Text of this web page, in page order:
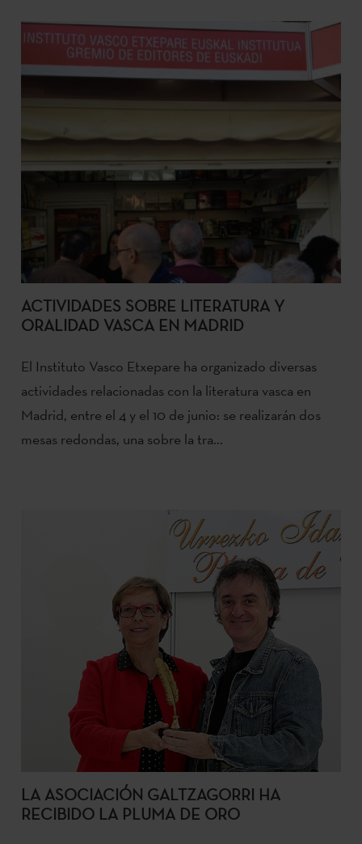
ACTIVIDADES SOBRE LITERATURA Y
ORALIDAD VASCA EN MADRID
El Instituto Vasco Etxepare ha organizado diversas
actividades relacionadas con la literatura vasca en
Madrid, entre el 4 y el 10 de junio: se realizarán dos
mesas redondas, una sobre la tra...
LA ASOCIACIÓN GALTZAGORRI HA
RECIBIDO LA PLUMA DE ORO